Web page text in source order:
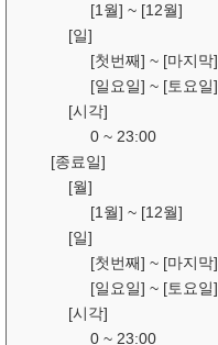
[1월] ~ [12월]
[일]
[첫번째] ~ [마지막]
[일요일] ~ [토요일]
[시각]
0 ~ 23:00
[종료일]
[월]
[1월] ~ [12월]
[일]
[첫번째] ~ [마지막]
[일요일] ~ [토요일]
[시각]
0 ~ 23:00